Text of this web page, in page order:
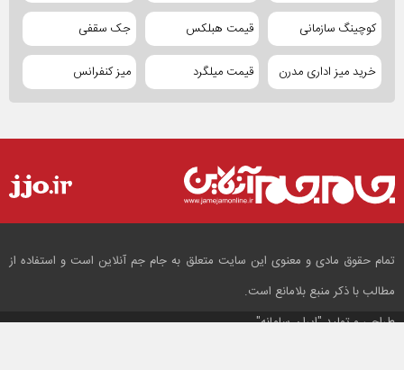
کوچینگ سازمانی قیمت هبلکس جک سقفی
خرید میز اداری مدرن قیمت میلگرد میز کنفرانس
تمام حقوق مادی و معنوی این سایت متعلق به جام جم آنلاین است و استفاده از
مطالب با ذکر منبع بلامانع است.
طراحی و تولید"ایران سامانه"